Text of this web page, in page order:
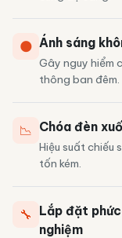
🌑 Ánh sáng
Gây nguy hiểm
thông ban đêm.
📉 Chóa đèn
Hiệu suất chiếu
tốn kém.
🔧 Lắp đặt
nghiệm